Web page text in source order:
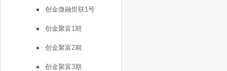
创金微融世联1号
创金聚富1期
创金聚富2期
创金聚富3期